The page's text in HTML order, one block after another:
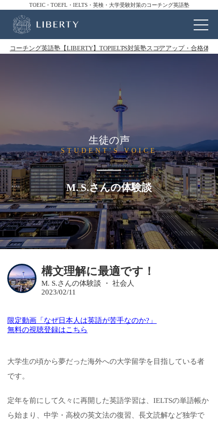
TOEIC・TOEFL・IELTS・英検・大学受験対策のコーチング英語塾
コーチング英語塾【LIBERTY】TOPIELTS対策塾スコアアップ・合格体
生徒の声
STUDENT'S VOICE
M. S.さんの体験談
構文理解に最適です！
M. S.さんの体験談 ・ 社会人
2023/02/11
限定動画「なぜ日本人は英語が苦手なのか?」
無料の視聴登録はこちら
大学生の頃から夢だった海外への大学留学を目指している者
です。
定年を前にして久々に再開した英語学習は、IELTSの単語帳か
ら始まり、中学・高校の英文法の復習、長文読解など独学で